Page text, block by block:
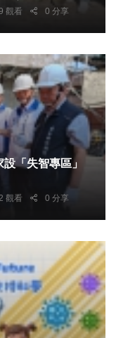
觀看 0 分享
觀看 0 分享